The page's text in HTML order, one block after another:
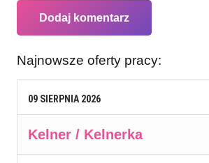
Dodaj komentarz
Najnowsze oferty pracy:
09 SIERPNIA 2026
Kelner / Kelnerka